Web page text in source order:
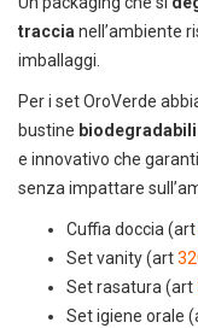
traccianell’ambiente
imballaggi.
Per i set OroVerde
bustine
e innovativo che
senza impattare
Cuffia doccia (art
Set vanity (art
Set rasatura (art
Set igiene orale